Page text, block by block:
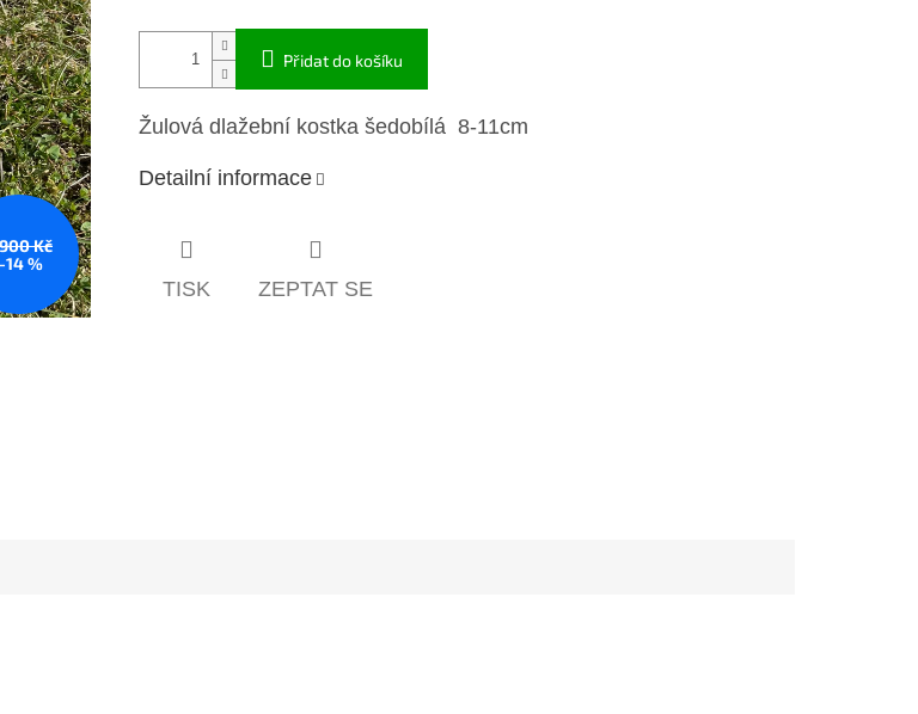
Kč
%
Přidat do košíku
Žulová dlažební kostka šedobílá 8-11cm
Detailní informace
TISK ZEPTAT SE